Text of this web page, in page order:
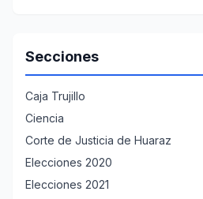
Secciones
Caja Trujillo
Ciencia
Corte de Justicia de Huaraz
Elecciones 2020
Elecciones 2021